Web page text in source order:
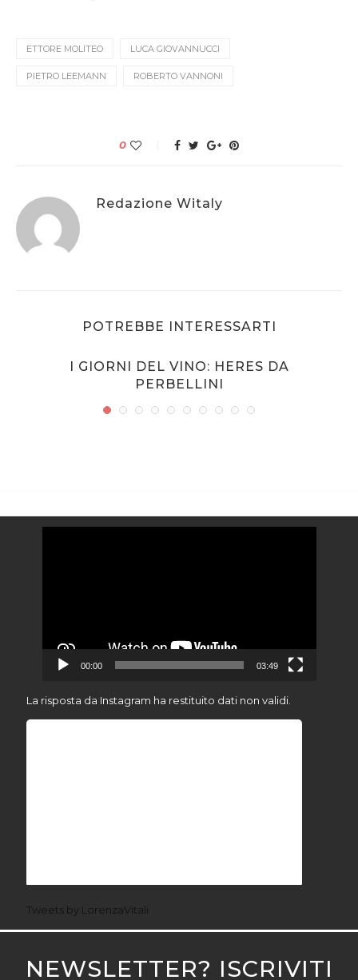
ETTORE MOLITEO LUCA GIOVANNUCCI
PIETRO LEEMANN ROBERTO VANNONI
0
Redazione Witaly
POTREBBE INTERESSARTI
I GIORNI DEL VINO: HERES DA
PERBELLINI
00:00 03:49
La risposta da Instagram ha restituito dati non validi.
Tweets by LorenzaVitali
NEWSLETTER? ISCRIVITI